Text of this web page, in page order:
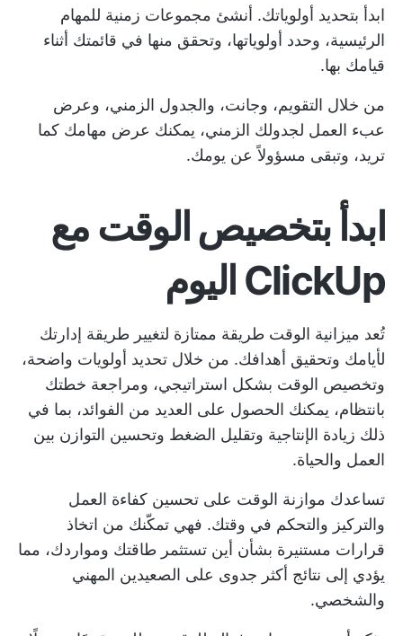
ابدأ بتحديد أولوياتك. أنشئ مجموعات زمنية للمهام
الرئيسية، وحدد أولوياتها، وتحقق منها في قائمتك أثناء
قيامك بها.
من خلال التقويم، وجانت، والجدول الزمني، وعرض
عبء العمل لجدولك الزمني، يمكنك عرض مهامك كما
تريد، وتبقى مسؤولاً عن يومك.
ابدأ بتخصيص الوقت مع
ClickUp اليوم
تُعد ميزانية الوقت طريقة ممتازة لتغيير طريقة إدارتك
لأيامك وتحقيق أهدافك. من خلال تحديد أولويات واضحة،
وتخصيص الوقت بشكل استراتيجي، ومراجعة خطتك
بانتظام، يمكنك الحصول على العديد من الفوائد، بما في
ذلك زيادة الإنتاجية وتقليل الضغط وتحسين التوازن بين
العمل والحياة.
تساعدك موازنة الوقت على تحسين كفاءة العمل
والتركيز والتحكم في وقتك. فهي تمكّنك من اتخاذ
قرارات مستنيرة بشأن أين تستثمر طاقتك ومواردك، مما
يؤدي إلى نتائج أكثر جدوى على الصعيدين المهني
والشخصي.